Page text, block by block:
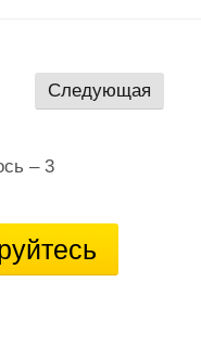
Следующая
– 3